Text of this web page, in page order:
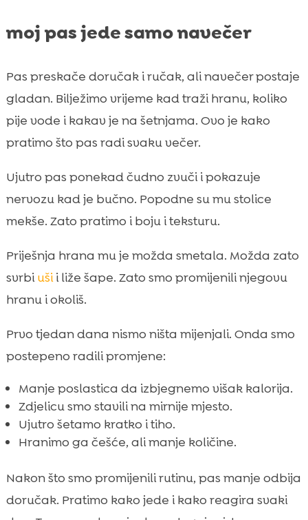
moj pas jede samo navečer
Pas preskače doručak i ručak, ali navečer postaje
gladan. Bilježimo vrijeme kad traži hranu, koliko
pije vode i kakav je na šetnjama. Ovo je kako
pratimo što pas radi svaku večer.
Ujutro pas ponekad čudno zvuči i pokazuje
nervozu kad je bučno. Popodne su mu stolice
mekše. Zato pratimo i boju i teksturu.
Priješnja hrana mu je možda smetala. Možda zato
svrbiušii liže šape. Zato smo promijenili njegovu
hranu i okoliš.
Prvo tjedan dana nismo ništa mijenjali. Onda smo
postepeno radili promjene:
Manje poslastica da izbjegnemo višak kalorija.
Zdjelicu smo stavili na mirnije mjesto.
Ujutro šetamo kratko i tiho.
Hranimo ga češće, ali manje količine.
Nakon što smo promijenili rutinu, pas manje odbija
doručak. Pratimo kako jede i kako reagira svaki